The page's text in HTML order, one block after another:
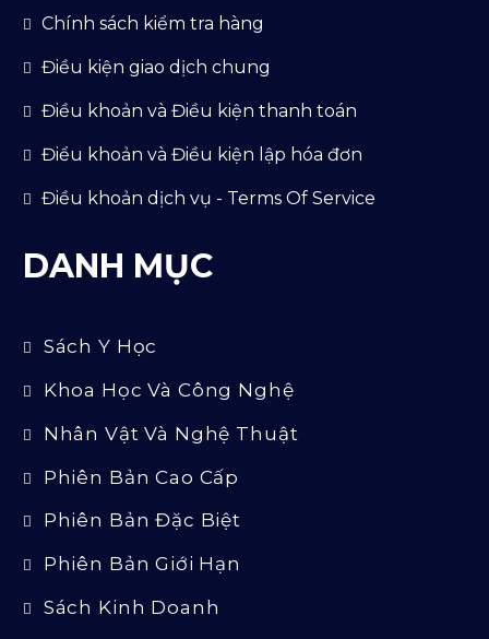
Chính sách kiểm tra hàng
Điều kiện giao dịch chung
Điều khoản và Điều kiện thanh toán
Điểu khoản và Điều kiện lập hóa đơn
Điều khoản dịch vụ - Terms Of Service
DANH MỤC
Sách Y Học
Khoa Học Và Công Nghệ
Nhân Vật Và Nghệ Thuật
Phiên Bản Cao Cấp
Phiên Bản Đặc Biệt
Phiên Bản Giới Hạn
Sách Kinh Doanh